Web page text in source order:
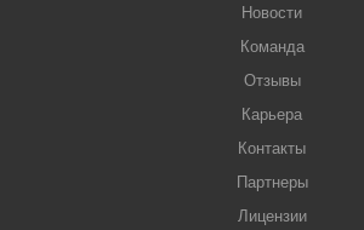
Новости
Команда
Отзывы
Карьера
Контакты
Партнеры
Лицензии